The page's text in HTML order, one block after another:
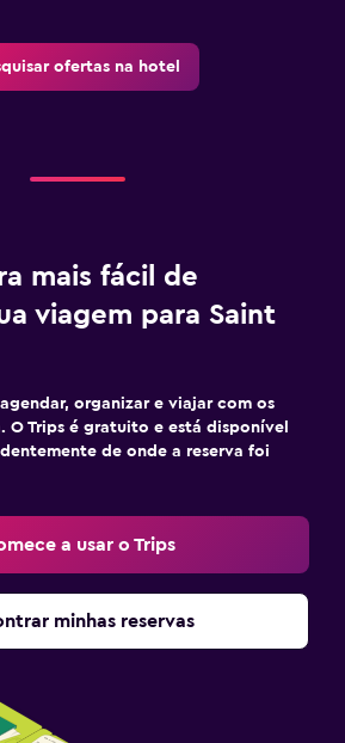
ofertas na hotel
mais fácil de
viagem para Saint
organizar e viajar com os
O Trips é gratuito e está disponível
de onde a reserva foi
a usar o Trips
minhas reservas